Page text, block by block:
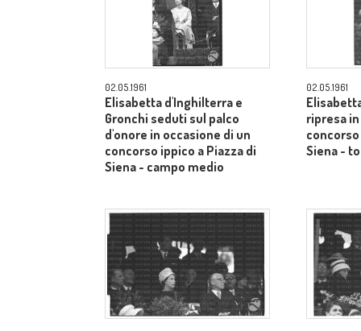
02.05.1961
Elisabetta d'Inghilterra e
Gronchi seduti sul palco
d'onore in occasione di un
concorso ippico a Piazza di
Siena - campo medio
02.05.1961
ripresa
Siena -